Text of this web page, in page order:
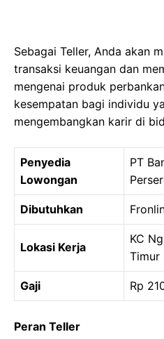
Sebagai Teller, Anda akan
transaksi keuangan dan
mengenai produk
kesempatan bagi individu
mengembangkan karir di
Penyedia
Lowongan
PT
Dibutuhkan
Lokasi Kerja
KC
Timur
Gaji Rp
Peran Teller